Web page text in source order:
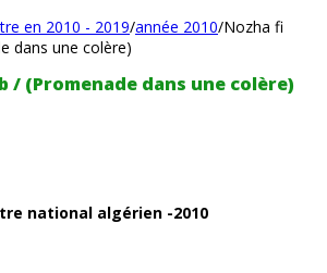
en 2010 - 2019/année 2010/Nozha fi
dans une colère)
/ (Promenade dans une colère)
national algérien -2010